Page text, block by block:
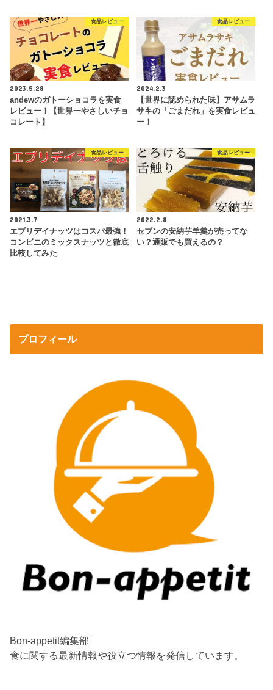
食品レビュー
2023.5.28
andewのガトーショコラを実食
レビュー！【世界一やさしいチョ
コレート】
食品レビュー
2024.2.3
【世界に認められた味】アサムラ
サキの「ごまだれ」を実食レビュ
ー！
食品レビュー
2021.3.7
エブリデイナッツはコスパ最強！
コンビニのミックスナッツと徹底
比較してみた
食品レビュー
2022.2.8
セブンの安納芋羊羹が売ってな
い？通販でも買えるの？
プロフィール
Bon-appetit編集部
食に関する最新情報や役立つ情報を発信しています。